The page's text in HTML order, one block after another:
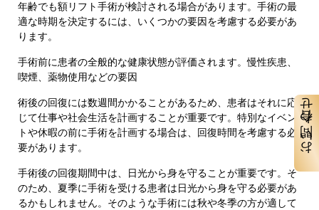
お問い合わせ
年齢でも額リフト手術が検討される場合があります。手術の最
適な時期を決定するには、いくつかの要因を考慮する必要があ
ります。
手術前に患者の全般的な健康状態が評価されます。慢性疾患、
喫煙、薬物使用などの要因
術後の回復には数週間かかることがあるため、患者はそれに応
じて仕事や社会生活を計画することが重要です。特別なイベン
トや休暇の前に手術を計画する場合は、回復時間を考慮する必
要があります。
手術後の回復期間中は、日光から身を守ることが重要です。そ
のため、夏季に手術を受ける患者は日光から身を守る必要があ
るかもしれません。そのような手術には秋や冬季の方が適して